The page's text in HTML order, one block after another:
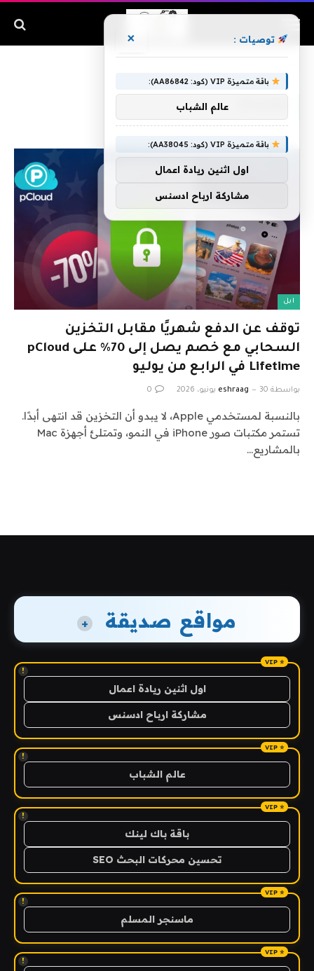
ابل
توقف عن الدفع شهريًا مقابل التخزين
السحابي مع خصم يصل إلى 70% على pCloud
Lifetime في الرابع من يوليو
بواسطة eshraag 30 يونيو، 2026 0
بالنسبة لمستخدمي Apple، لا يبدو أن التخزين قد انتهى أبدًا.
تستمر مكتبات صور iPhone في النمو، وتمتلئ أجهزة Mac
بالمشاريع…
مواقع صديقة +
!
اول اثنين ريادة اعمال
مشاركة ارباح ادسنس
!
عالم الشباب
!
باقة باك لينك
تحسين محركات البحث SEO
!
ماسنجر المسلم
!
توصيات : ×
باقة متميزة VIP (كود: AA86842):
عالم الشباب
باقة متميزة VIP (كود: AA38045):
اول اثنين ريادة اعمال
مشاركة ارباح ادسنس